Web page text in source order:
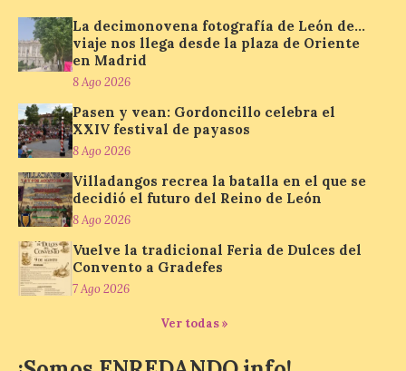
Luis Nieto, que se acercó
hasta la feria acompañado
por el organizador de la iniciativa, Isaac
Cancillo Carro. Astorga, 8 de agosto de
2026. — La I Feria de […]
El Jamón de bellota 100 %
ibérico «Guillén» de
Guijuelo ha sido el
ganador al mejor jamón de
bellota ibérico
8 Ago 2026
El Ministerio de
premio Alimentos de
La decimonovena fotografía de León de…
viaje nos llega desde la plaza de Oriente
en Madrid
8 Ago 2026
Pasen y vean: Gordoncillo celebra el
XXIV festival de payasos
8 Ago 2026
Villadangos recrea la batalla en el que se
decidió el futuro del Reino de León
8 Ago 2026
Vuelve la tradicional Feria de Dulces del
Convento a Gradefes
7 Ago 2026
Ver todas »